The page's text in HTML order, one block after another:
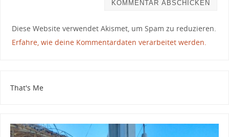
Diese Website verwendet Akismet, um Spam zu reduzieren.
Erfahre, wie deine Kommentardaten verarbeitet werden.
That's Me